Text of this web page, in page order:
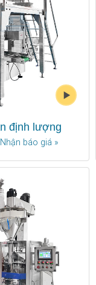
định lượng
Nhận báo giá »